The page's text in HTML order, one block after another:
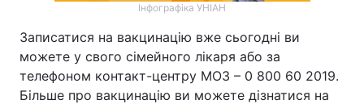
Інфографіка УНІАН
Записатися на вакцинацію вже сьогодні ви
можете у свого сімейного лікаря або за
телефоном контакт-центру МОЗ – 0 800 60 2019.
Більше про вакцинацію ви можете дізнатися на